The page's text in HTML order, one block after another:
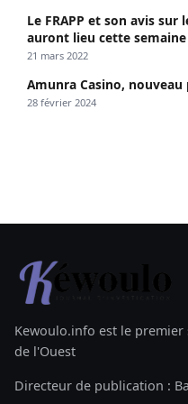
Le FRAPP et son avis
auront lieu cette semaine
21 mars 2022
Amunra Casino,
28 février 2024
Kewoulo.info est le
de l'Ouest
Directeur de publication :